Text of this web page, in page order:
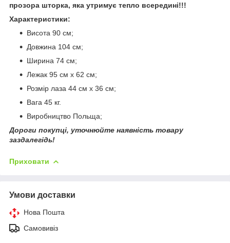
прозора шторка, яка утримує тепло всередині!!!
Характеристики:
Висота 90 см;
Довжина 104 см;
Ширина 74 см;
Лежак 95 см х 62 см;
Розмір лаза 44 см x 36 см;
Вага 45 кг.
Виробництво Польща;
Дороги покупці, уточнюйте наявність товару
заздалегідь!
Приховати
Умови доставки
Нова Пошта
Самовивіз